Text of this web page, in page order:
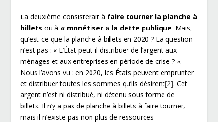
La deuxième consisterait à faire tourner la planche à
billetsou à « monétiser » la dette publique. Mais,
qu’est-ce que la planche à billets en 2020 ? La question
n’est pas : « L’État peut-il distribuer de l’argent aux
ménages et aux entreprises en période de crise ? ».
Nous l’avons vu : en 2020, les États peuvent emprunter
et distribuer toutes les sommes qu’ils désirent[2]. Cet
argent n’est ni distribué, ni détenu sous forme de
billets. Il n’y a pas de planche à billets à faire tourner,
mais il n’existe pas non plus de ressources